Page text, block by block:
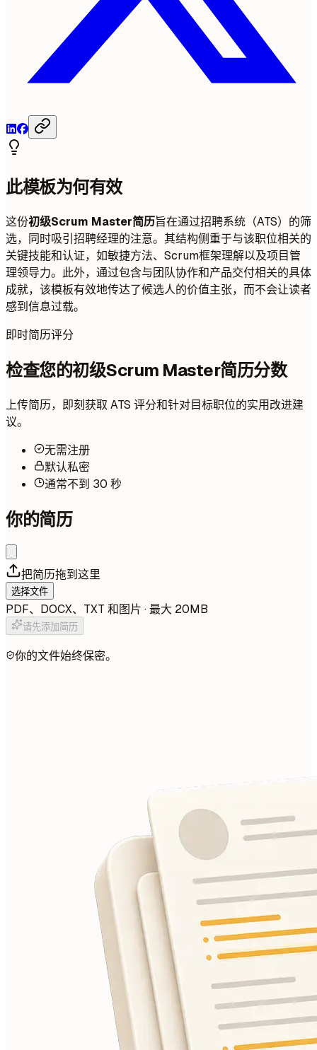
此模板为何有效
这份初级Scrum Master简历旨在通过招聘系统（ATS）的筛
选，同时吸引招聘经理的注意。其结构侧重于与该职位相关的
关键技能和认证，如敏捷方法、Scrum框架理解以及项目管
理领导力。此外，通过包含与团队协作和产品交付相关的具体
成就，该模板有效地传达了候选人的价值主张，而不会让读者
感到信息过载。
即时简历评分
检查您的初级Scrum Master简历分数
上传简历，即刻获取 ATS 评分和针对目标职位的实用改进建
议。
无需注册
默认私密
通常不到 30 秒
你的简历
把简历拖到这里
选择文件
PDF、DOCX、TXT 和图片 · 最大 20MB
请先添加简历
你的文件始终保密。